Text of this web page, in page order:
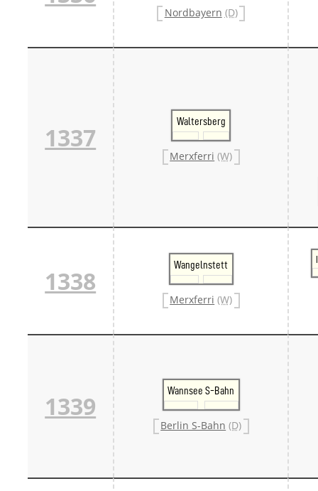
Nordbayern (D)
1337
Waltersberg
Merxferri (W)
1338
Wangelnstett
Merxferri (W)
1339
Wannsee S-Bahn
Berlin S-Bahn (D)